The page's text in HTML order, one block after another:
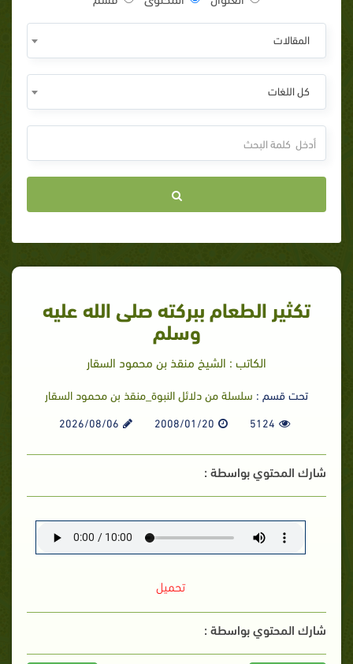
المقالات
كل اللغات
تكثير الطعام ببركته صلى الله عليه
وسلم
الكاتب : الشيخ منقذ بن محمود السقار
تحت قسم : سلسلة من دلائل النبوة_منقذ بن محمود السقار
5124
2008/01/20
2026/08/06
شارك المحتوي بواسطة :
تحميل
شارك المحتوي بواسطة :